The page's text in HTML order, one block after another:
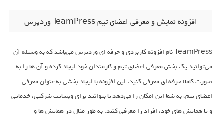
افزونه نمایش و معرفی اعضای تیم TeamPress وردپرس
TeamPress نام افزونه کاربردی و حرفه ای وردپرس می‌باشد که به وسیله آن
می‌توانید یک بخش معرفی اعضای تیم و کارمندان خود ایجاد کرده و آن ها را به
صورت کاملا حرفه ای معرفی کنید. این افزونه با ایجاد بخشی به عنوان معرفی
اعضای تیم، به شما این امکان را می‌دهد تا بتوانید برای وبسایت شرکتی، خدماتی
و یا همایش های خود، افراد را معرفی کنید. به طور مثال در همایش ها و